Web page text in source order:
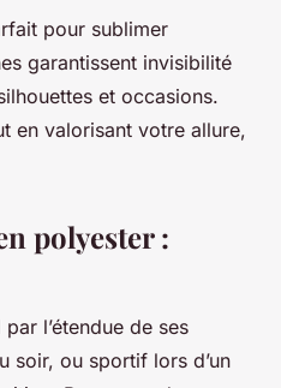
pour sublimer
garantissent invisibilité
et occasions.
en valorisant votre allure,
polyester :
l’étendue de ses
soir, ou sportif lors d’un